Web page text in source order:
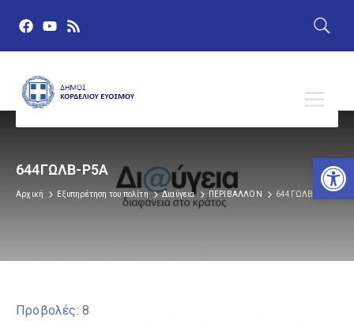
644ΓΩΛΒ-Ρ5Α
Αρχική Εξυπηρέτηση του πολίτη Διαύγεια ΠΕΡΙΒΑΛΛΟΝ 644ΓΩΛΒ-Ρ5Α
Προβολές: 8